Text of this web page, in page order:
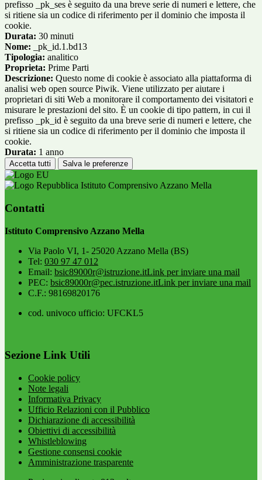
prefisso _pk_ses è seguito da una breve serie di numeri e lettere, che
si ritiene sia un codice di riferimento per il dominio che imposta il
cookie.
Durata: 30 minuti
Nome: _pk_id.1.bd13
Tipologia: analitico
Proprieta: Prime Parti
Descrizione: Questo nome di cookie è associato alla piattaforma di
analisi web open source Piwik. Viene utilizzato per aiutare i
proprietari di siti Web a monitorare il comportamento dei visitatori e
misurare le prestazioni del sito. È un cookie di tipo pattern, in cui il
prefisso _pk_id è seguito da una breve serie di numeri e lettere, che
si ritiene sia un codice di riferimento per il dominio che imposta il
cookie.
Durata: 1 anno
Accetta tutti Salva le preferenze
Istituto Comprensivo Azzano Mella
Contatti
Istituto Comprensivo Azzano Mella
Via Paolo VI, 1- 25020 Azzano Mella (BS)
Tel: 030 97 47 012
Email: bsic89000r@istruzione.itLink per inviare una mail
PEC: bsic89000r@pec.istruzione.itLink per inviare una mail
C.F.: 98169820176
cod. univoco ufficio: UFCKL5
Sezione Link Utili
Cookie policy
Note legali
Informativa Privacy
Ufficio Relazioni con il Pubblico
Dichiarazione di accessibilità
Obiettivi di accessibilità
Whistleblowing
Gestione consensi cookie
Amministrazione trasparente